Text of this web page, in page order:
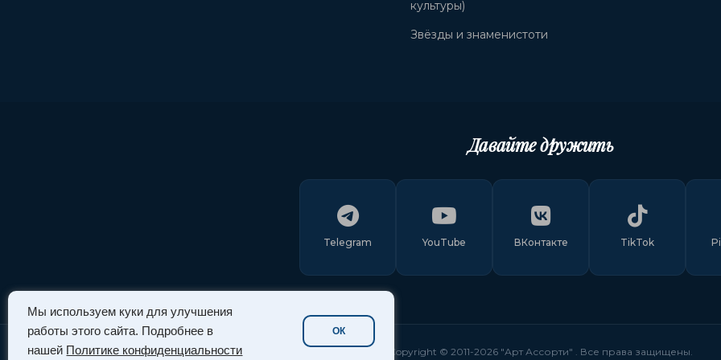
Мы используем куки для улучшения
работы этого сайта. Подробнее в
нашей Политике конфиденциальности
ОК
культуры)
Звёзды и знаменистоти
Давайте дружить
Telegram YouTube ВКонтакте TikTok
Copyright © 2011-2026 "Арт Ассорти" . Все права защищены.